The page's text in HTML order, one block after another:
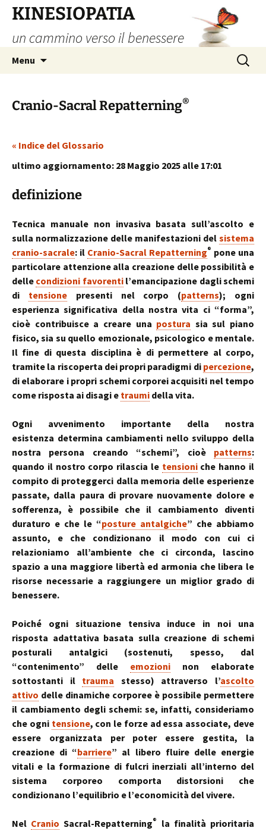
contenuto
KINESIOPATIA
un cammino verso il benessere
Menu
Ricerca
per:
Cranio-Sacral Repatterning®
« Indice del Glossario
ultimo aggiornamento: 28 Maggio 2025 alle 17:01
definizione
Tecnica manuale non invasiva basata sull’ascolto e
sulla normalizzazione delle manifestazioni del sistema
cranio-sacrale: il Cranio-Sacral Repatterning® pone una
particolare attenzione alla creazione delle possibilità e
delle condizioni favorentil’emancipazione dagli schemi
di tensionepresenti nel corpo (patterns); ogni
esperienza significativa della nostra vita ci “forma”,
cioè contribuisce a creare una postura sia sul piano
fisico, sia su quello emozionale, psicologico e mentale.
Il fine di questa disciplina è di permettere al corpo,
tramite la riscoperta dei propri paradigmi di percezione,
di elaborare i propri schemi corporei acquisiti nel tempo
come risposta ai disagi e traumi della vita.
Ogni avvenimento importante della nostra
esistenza determina cambiamenti nello sviluppo della
nostra persona creando “schemi”, cioè patterns:
quando il nostro corpo rilascia le tensioniche hanno il
compito di proteggerci dalla memoria delle esperienze
passate, dalla paura di provare nuovamente dolore e
sofferenza, è possibile che il cambiamento diventi
duraturo e che le “posture antalgiche” che abbiamo
assunto, e che condizionano il modo con cui ci
relazioniamo all’ambiente che ci circonda, lascino
spazio a una maggiore libertà ed armonia che libera le
risorse necessarie a raggiungere un miglior grado di
benessere.
Poiché ogni situazione tensiva induce in noi una
risposta adattativa basata sulla creazione di schemi
posturali antalgici (sostenuti, spesso, dal
“contenimento” delle emozioni non elaborate
sottostanti il trauma stesso) attraverso l’ascolto
attivo delle dinamiche corporee è possibile permettere
il cambiamento degli schemi: se, infatti, consideriamo
che ogni tensione, con le forze ad essa associate, deve
essere organizzata per poter essere gestita, la
creazione di “barriere” al libero fluire delle energie
vitali e la formazione di fulcri inerziali all’interno del
sistema corporeo comporta distorsioni che
condizionano l’equilibrio e l’economicità del vivere.
Nel Cranio Sacral-Repatterning®
la finalità prioritaria